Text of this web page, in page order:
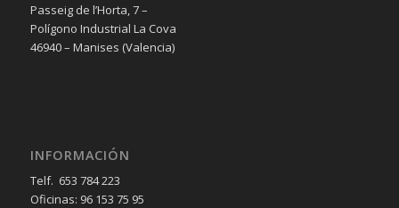
Passeig de l’Horta, 7 –
Polígono Industrial La Cova
46940 – Manises (Valencia)
INFORMACIÓN
Telf. 653 784 223
Oficinas: 96 153 75 95